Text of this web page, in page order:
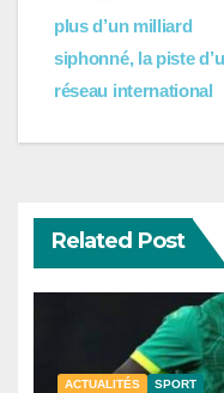
de
l’article
plus d’un milliard
siphonné, la piste
réseau international
Related Post
ACTUALITÉS SPORT